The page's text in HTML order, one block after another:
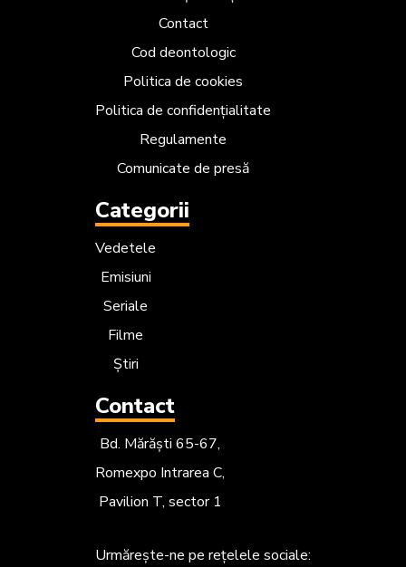
Contact
Cod deontologic
Politica de cookies
Politica de confidențialitate
Regulamente
Comunicate de presă
Categorii
Vedetele
Emisiuni
Seriale
Filme
Știri
Contact
Bd. Mărăști 65-67,
Romexpo Intrarea C,
Pavilion T, sector 1
Urmărește-ne pe rețelele sociale: